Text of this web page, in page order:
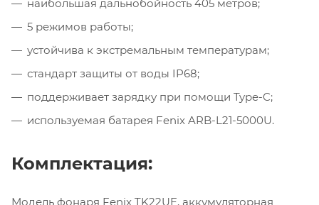
наибольшая дальнобойность 405 метров;
5 режимов работы;
устойчива к экстремальным температурам;
стандарт защиты от воды IP68;
поддерживает зарядку при помощи Type-C;
используемая батарея Fenix ARB-L21-5000U.
Комплектация:
Модель фонаря Fenix TK22UE, аккумуляторная